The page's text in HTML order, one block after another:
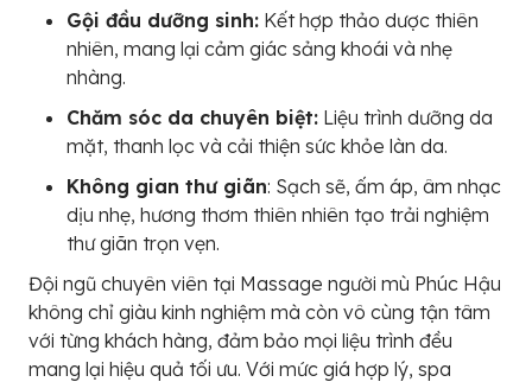
Gội đầu dưỡng sinh: Kết hợp thảo dược thiên
nhiên, mang lại cảm giác sảng khoái và nhẹ
nhàng.
Chăm sóc da chuyên biệt: Liệu trình dưỡng da
mặt, thanh lọc và cải thiện sức khỏe làn da.
Không gian thư giãn: Sạch sẽ, ấm áp, âm nhạc
dịu nhẹ, hương thơm thiên nhiên tạo trải nghiệm
thư giãn trọn vẹn.
Đội ngũ chuyên viên tại Massage người mù Phúc Hậu
không chỉ giàu kinh nghiệm mà còn vô cùng tận tâm
với từng khách hàng, đảm bảo mọi liệu trình đều
mang lại hiệu quả tối ưu. Với mức giá hợp lý, spa